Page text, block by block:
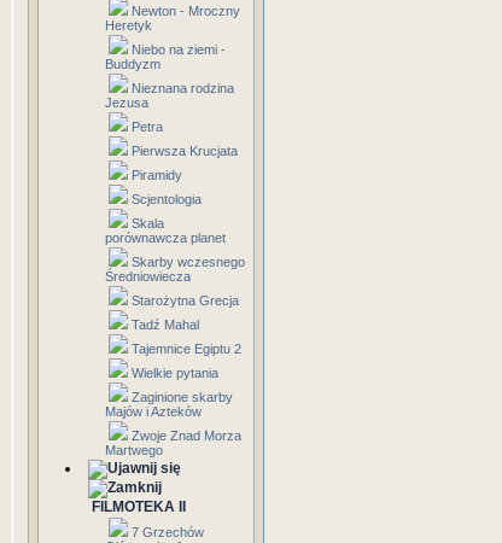
Newton - Mroczny
Heretyk
Niebo na ziemi -
Buddyzm
Nieznana rodzina
Jezusa
Petra
Pierwsza Krucjata
Piramidy
Scjentologia
Skala
porównawcza planet
Skarby wczesnego
Średniowiecza
Starożytna Grecja
Tadź Mahal
Tajemnice Egiptu 2
Wielkie pytania
Zaginione skarby
Majów i Azteków
Zwoje Znad Morza
Martwego
FILMOTEKA II
7 Grzechów